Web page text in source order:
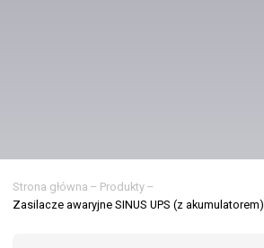
Strona główna – Produkty –
Zasilacze awaryjne SINUS UPS (z akumulatorem)